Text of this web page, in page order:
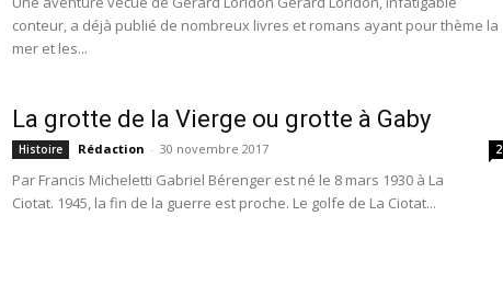
conteur, a déjà publié de nombreux livres et romans ayant pour thème la
mer et les...
La grotte de la Vierge ou grotte à Gaby
Histoire Rédaction - 30 novembre 2017 2
Par Francis Micheletti Gabriel Bérenger est né le 8 mars 1930 à La
Ciotat. 1945, la fin de la guerre est proche. Le golfe de La Ciotat...